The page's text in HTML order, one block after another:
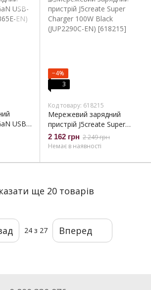
USB-
EN)
−4%
3
Код товару: 618215
Мережевий зарядний
пристрій J5create Super
Charger 100W Black
(JUP2290C-EN)
2 162 грн 2 249 грн
Немає в наявності
ще 20 товарів
24з 27 Вперед